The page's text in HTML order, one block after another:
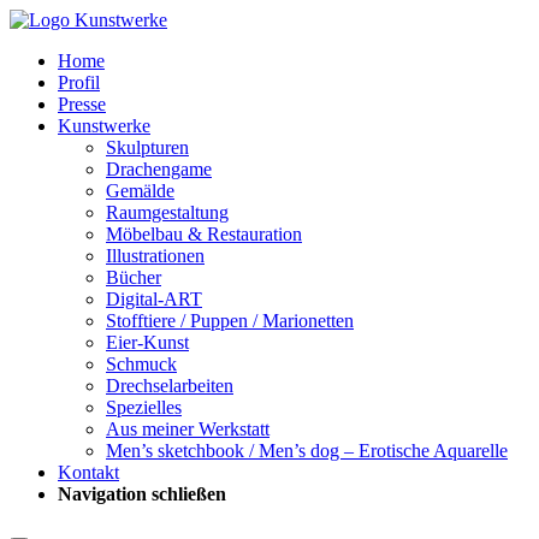
Home
Profil
Presse
Kunstwerke
Skulpturen
Drachengame
Gemälde
Raumgestaltung
Möbelbau & Restauration
Illustrationen
Bücher
Digital-ART
Stofftiere / Puppen / Marionetten
Eier-Kunst
Schmuck
Drechselarbeiten
Spezielles
Aus meiner Werkstatt
Men’s sketchbook / Men’s dog – Erotische Aquarelle
Kontakt
Navigation schließen